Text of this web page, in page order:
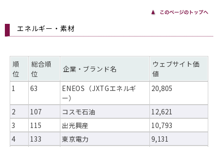
エネルギー・素材
順
位
総合順
位
企業・ブランド名
ウェブサイト価
値
1
63
ENEOS（JXTGエネルギ
ー）
20,805
2 107 コスモ石油
12,621
3
115 出光興産
10,793
4
133 東京電力
9,131